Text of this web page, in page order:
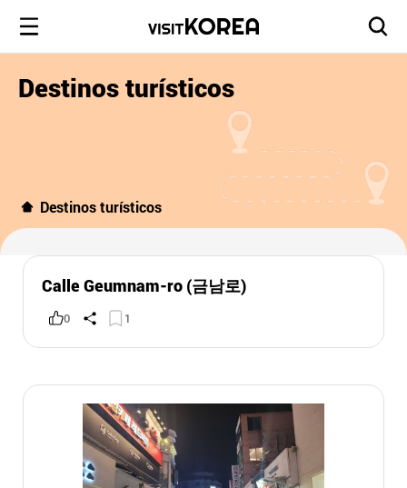
Destinos turísticos
Destinos turísticos
Calle Geumnam-ro (금남로)
0 1